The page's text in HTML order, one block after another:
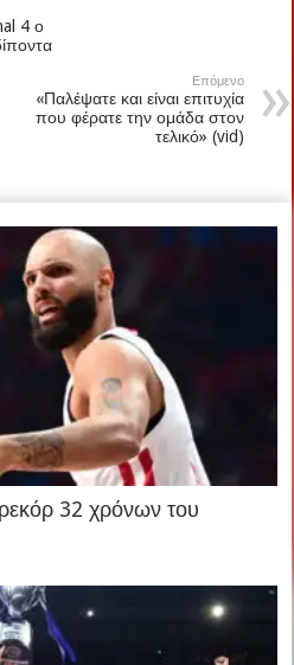
4 ο
Επόμενο
«Παλέψατε και είναι επιτυχία
που φέρατε την ομάδα στον
τελικό» (vid)
32 χρόνων του